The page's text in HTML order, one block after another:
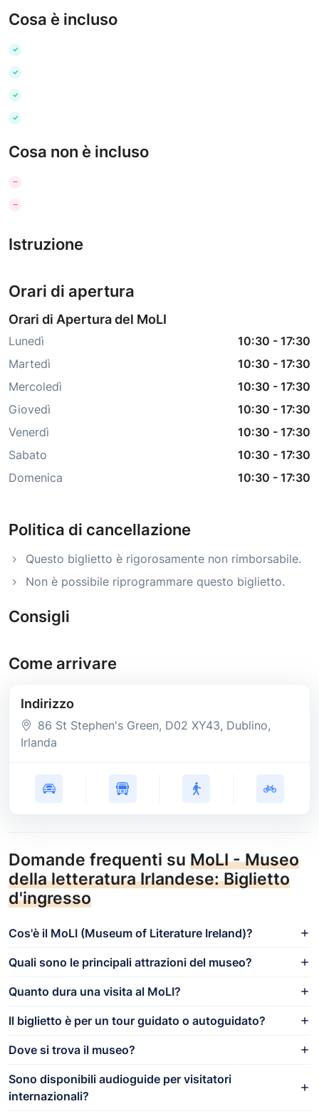
Cosa è incluso
Cosa non è incluso
Istruzione
Orari di apertura
Orari di Apertura del MoLI
Lunedì 10:30 - 17:30
Martedì
10:30 - 17:30
Mercoledì
10:30 - 17:30
Giovedì
10:30 - 17:30
Venerdì
10:30 - 17:30
Sabato
10:30 - 17:30
Domenica
10:30 - 17:30
Politica di cancellazione
Questo biglietto è rigorosamente non rimborsabile.
Non è possibile riprogrammare questo biglietto.
Consigli
Come arrivare
Indirizzo
86 St Stephen's Green, D02 XY43, Dublino,
Irlanda
Domande frequenti su MoLI - Museo
della letteratura Irlandese: Biglietto
d'ingresso
Cos'è il MoLI (Museum of Literature Ireland)?
Quali sono le principali attrazioni del museo?
Quanto dura una visita al MoLI?
Il biglietto è per un tour guidato o autoguidato?
Dove si trova il museo?
Sono disponibili audioguide per visitatori
internazionali?